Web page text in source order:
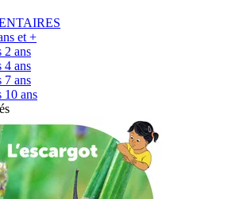
et +
2 ans
4 ans
7 ans
10 ans